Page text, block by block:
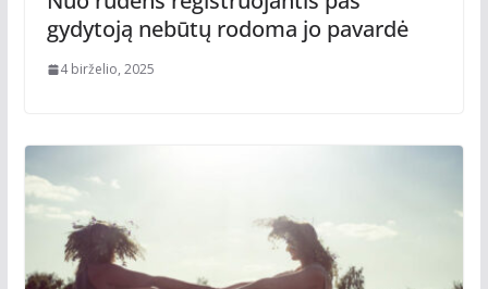
gydytoją nebūtų rodoma jo pavardė
4 birželio, 2025